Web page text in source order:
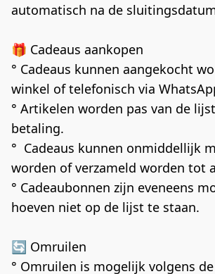
automatisch na de
🎁 Cadeaus aankopen
° Cadeaus kunnen aangekocht
winkel of telefonisch via
° Artikelen worden pas van de
betaling.
°  Cadeaus kunnen onmiddellijk
worden of verzameld worden tot
° Cadeaubonnen zijn eveneens
hoeven niet op de lijst te staan.
🔄 Omruilen
° Omruilen is mogelijk volgens